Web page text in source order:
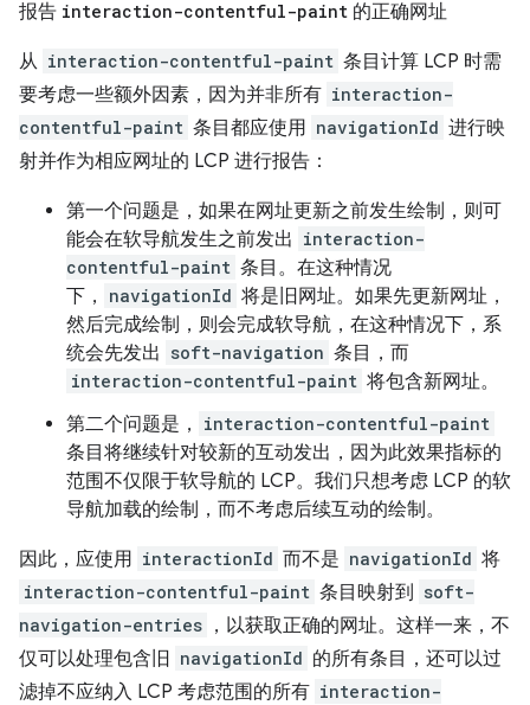
报告 interaction-contentful-paint 的正确网址
从 interaction-contentful-paint 条目计算 LCP 时需
要考虑一些额外因素，因为并非所有 interaction-
contentful-paint 条目都应使用 navigationId 进行映
射并作为相应网址的 LCP 进行报告：
第一个问题是，如果在网址更新之前发生绘制，则可
能会在软导航发生之前发出 interaction-
contentful-paint 条目。在这种情况
下，
navigationId 将是旧网址。如果先更新网址，
然后完成绘制，则会完成软导航，在这种情况下，系
统会先发出 soft-navigation 条目，而
interaction-contentful-paint 将包含新网址。
第二个问题是，
interaction-contentful-paint
条目将继续针对较新的互动发出，因为此效果指标的
范围不仅限于软导航的 LCP。我们只想考虑 LCP 的软
导航加载的绘制，而不考虑后续互动的绘制。
因此，应使用 interactionId 而不是 navigationId 将
interaction-contentful-paint 条目映射到 soft-
navigation-entries ，以获取正确的网址。这样一来，不
仅可以处理包含旧 navigationId 的所有条目，还可以过
滤掉不应纳入 LCP 考虑范围的所有 interaction-